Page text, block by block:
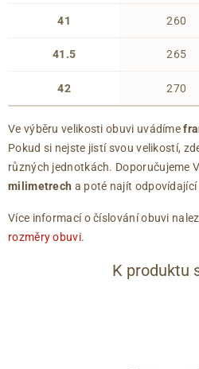
41
41.5
42
260
265
270
Ve výběru velikosti obuvi uvádíme
Pokud si nejste jistí svou velikostí,
různých jednotkách. Doporučujeme
milimetrech a poté najít odpovídající
Více informací o číslování obuvi
rozměry obuvi.
K produktu